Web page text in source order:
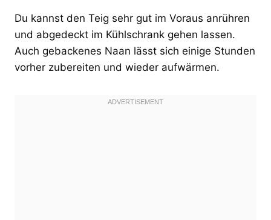
Du kannst den Teig sehr gut im Voraus anrühren
und abgedeckt im Kühlschrank gehen lassen.
Auch gebackenes Naan lässt sich einige Stunden
vorher zubereiten und wieder aufwärmen.